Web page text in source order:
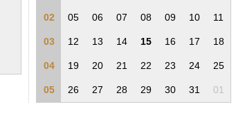
02 05 06 07 08 09 10 11
03 12 13 14 15 16 17 18
04 19 20 21 22 23 24 25
05 26 27 28 29 30 31 01